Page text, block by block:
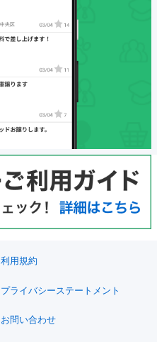
利用規約
プライバシーステートメント
お問い合わせ